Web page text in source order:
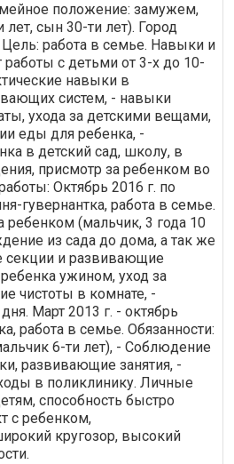
положение: замужем,
сын 30-ти лет). Город
работа в семье. Навыки и
с детьми от 3-х до 10-
навыки в
систем, - навыки
ухода за детскими вещами,
еды для ребенка, -
в детский сад, школу, в
присмотр за ребенком во
Октябрь 2016 г. по
гувернантка, работа в семье.
ребенком (мальчик, 3 года 10
из сада до дома, а так же
секции и развивающие
ужином, уход за
чистоты в комнате, -
Март 2013 г. - октябрь
работа в семье. Обязанности:
6-ти лет), - Соблюдение
развивающие занятия, -
в поликлинику. Личные
способность быстро
с ребенком,
кругозор, высокий